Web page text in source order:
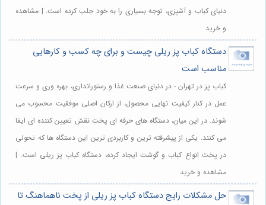
دنیای کباب و آشپزی، توجه بسیاری را به خود جلب کرده است. | مشاهده
و خرید
دستگاه کباب پز ریلی چیست و برای چه کسب و کارهایی
مناسب است
کباب پز در تهران - در دنیای صنعت غذا و رستورانداری، بهره وری و سرعت
عمل در کنار کیفیت نهایی محصول، از ارکان اصلی موفقیت محسوب می
شوند. در این میان، دستگاه های حرفه ای پخت نقش تعیین کننده ای ایفا
می کنند. یکی از پیشرفته ترین و کاربردی ترین این دستگاه ها که تحولی
در پخت انواع کباب و گوشت ایجاد کرده، دستگاه کباب پز ریلی است. |
مشاهده و خرید
حل مشکلات رایج دستگاه کباب پز ریلی از پخت ناهماهنگ تا